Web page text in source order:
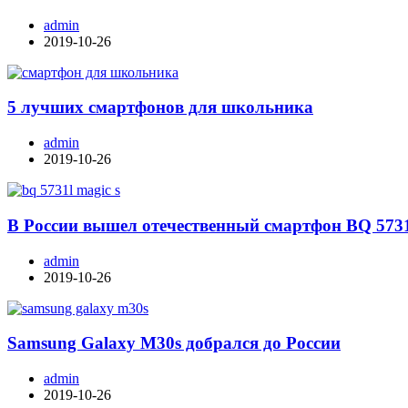
admin
2019-10-26
5 лучших смартфонов для школьника
admin
2019-10-26
В России вышел отечественный смартфон BQ
admin
2019-10-26
Samsung Galaxy M30s добрался до России
admin
2019-10-26